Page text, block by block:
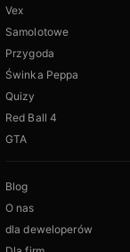
Vex
Samolotowe
Przygoda
Świnka Peppa
Quizy
Red Ball 4
GTA
Blog
O nas
dla deweloperów